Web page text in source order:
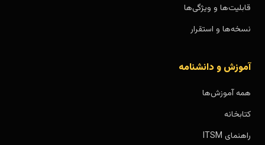
قابلیت‌ها و ویژگی‌ها
نسخه‌ها و استقرار
آموزش و دانشنامه
همه آموزش‌ها
کتابخانه
راهنمای ITSM